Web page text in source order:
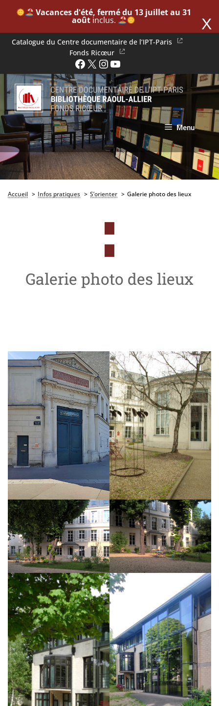
X
​Vacances d'été, fermé du 13 juillet au 31
aoûtinclus. ​
AllerCatalogue du Centre documentaire de l’IPT-Paris
Fonds Ricœur
Facebook X InstagramYouTube
Menu
Accueil Infos pratiques S’orienter Galerie photo des lieux
Galerie photo des lieux